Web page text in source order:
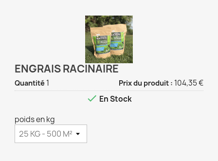
ENGRAIS RACINAIRE
Quantité 1 Prix du produit : 104,35 €
 En Stock
poids en kg